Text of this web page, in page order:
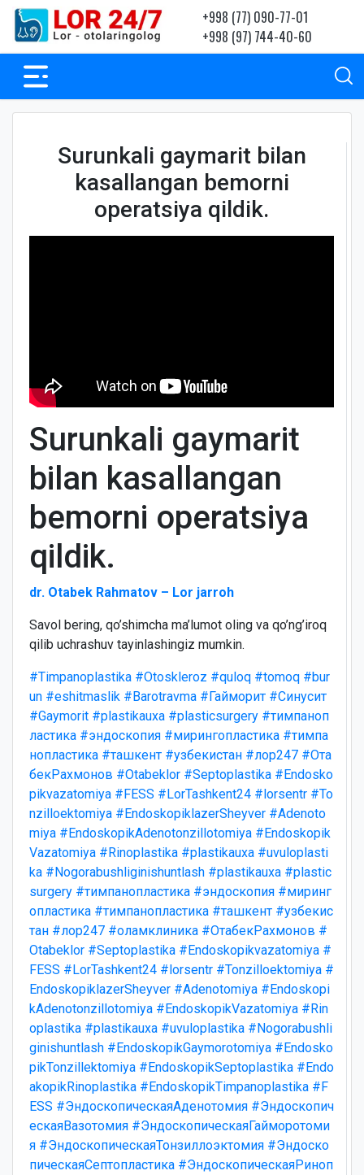
+998 (77) 090-77-01
+998 (97) 744-40-60
Surunkali gaymarit bilan
kasallangan bemorni
operatsiya qildik.
Surunkali gaymarit
bilan kasallangan
bemorni operatsiya
qildik.
dr. Otabek Rahmatov – Lor jarroh
Savol bering, qo’shimcha ma’lumot oling va qo’ng’iroq
qilib uchrashuv tayinlashingiz mumkin.
#Timpanoplastika #Otoskleroz #quloq #tomoq #bur
un #eshitmaslik #Barotravma #Гайморит #Синусит
#Gaymorit #plastikauxa #plasticsurgery #тимпаноп
ластика #эндоскопия #мирингопластика #тимпа
нопластика #ташкент #узбекистан #лор247 #Ота
бекРахмонов #Otabeklor #Septoplastika #Endosko
pikvazatomiya #FESS #LorTashkent24 #lorsentr #To
nzilloektomiya #EndoskopiklazerSheyver #Adenoto
miya #EndoskopikAdenotonzillotomiya #Endoskopik
Vazatomiya #Rinoplastika #plastikauxa #uvuloplasti
ka #Nogorabushliginishuntlash #plastikauxa #plastic
surgery #тимпанопластика #эндоскопия #миринг
опластика #тимпанопластика #ташкент #узбекис
тан #лор247 #оламклиника #ОтабекРахмонов #
Otabeklor #Septoplastika #Endoskopikvazatomiya #
FESS #LorTashkent24 #lorsentr #Tonzilloektomiya #
EndoskopiklazerSheyver #Adenotomiya #Endoskopi
kAdenotonzillotomiya #EndoskopikVazatomiya #Rin
oplastika #plastikauxa #uvuloplastika #Nogorabushli
ginishuntlash #EndoskopikGaymorotomiya #Endosko
pikTonzillektomiya #EndoskopikSeptoplastika #Endo
akopikRinoplastika #EndoskopikTimpanoplastika #F
ESS #ЭндоскопическаяАденотомия #Эндоскопич
ескаяВазотомия #ЭндоскопическаяГайморотоми
я #ЭндоскопическаяТонзиллоэктомия #Эндоско
пическаяСептопластика #ЭндоскопическаяРиноп